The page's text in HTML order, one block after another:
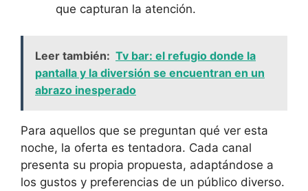
que capturan la atención.
Leer también: Tv bar: el refugio donde la
pantalla y la diversión se encuentran en un
abrazo inesperado
Para aquellos que se preguntan qué ver esta
noche, la oferta es tentadora. Cada canal
presenta su propia propuesta, adaptándose a
los gustos y preferencias de un público diverso.